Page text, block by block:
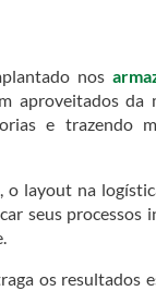
nos
aproveitados da
e trazendo
layout na
seus processos
os resultados